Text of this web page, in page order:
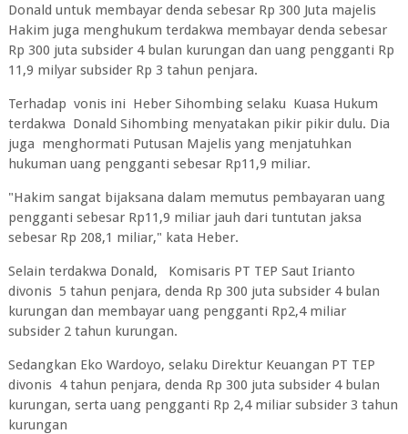
Donald untuk membayar denda sebesar Rp 300 Juta majelis
Hakim juga menghukum terdakwa membayar denda sebesar
Rp 300 juta subsider 4 bulan kurungan dan uang pengganti Rp
11,9 milyar subsider Rp 3 tahun penjara.
Terhadap vonis ini Heber Sihombing selaku Kuasa Hukum
terdakwa Donald Sihombing menyatakan pikir pikir dulu. Dia
juga menghormati Putusan Majelis yang menjatuhkan
hukuman uang pengganti sebesar Rp11,9 miliar.
"Hakim sangat bijaksana dalam memutus pembayaran uang
pengganti sebesar Rp11,9 miliar jauh dari tuntutan jaksa
sebesar Rp 208,1 miliar," kata Heber.
Selain terdakwa Donald, Komisaris PT TEP Saut Irianto
divonis 5 tahun penjara, denda Rp 300 juta subsider 4 bulan
kurungan dan membayar uang pengganti Rp2,4 miliar
subsider 2 tahun kurungan.
Sedangkan Eko Wardoyo, selaku Direktur Keuangan PT TEP
divonis 4 tahun penjara, denda Rp 300 juta subsider 4 bulan
kurungan, serta uang pengganti Rp 2,4 miliar subsider 3 tahun
kurungan